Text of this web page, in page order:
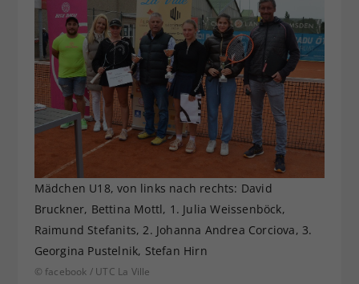
Mädchen U18, von links nach rechts: David
Bruckner, Bettina Mottl, 1. Julia Weissenböck,
Raimund Stefanits, 2. Johanna Andrea Corciova, 3.
Georgina Pustelnik, Stefan Hirn
© facebook / UTC La Ville